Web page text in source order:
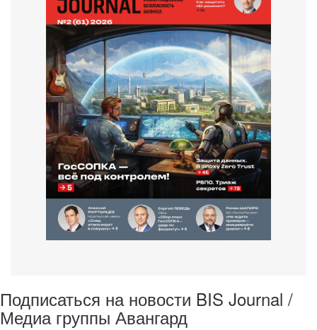
Подписаться на новости BIS Journal /
Медиа группы Авангард